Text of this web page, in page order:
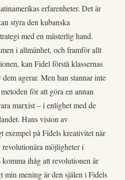
erfarenheter. Det är
styra den kubanska
med en mästerlig hand.
i allmänhet, och framför allt
kan Fidel förstå klassernas
agerar. Men han stannar inte
för att göra en annan
marxist – i enlighet med de
Hans vision av
exempel på Fidels kreativitet när
möjligheter i
ihåg att revolutionen är
min mening är den själen i Fidels